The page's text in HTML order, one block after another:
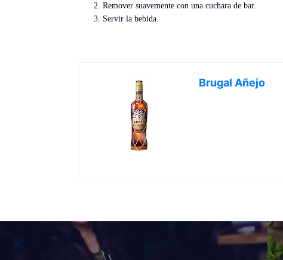
Remover suavemente con una cuchara de bar.
Servir la bebida.
Brugal Añejo